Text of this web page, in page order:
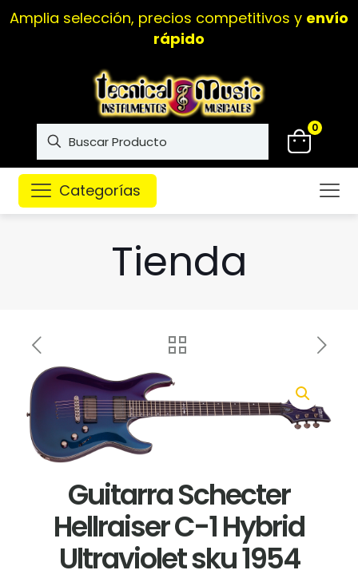
Amplia selección, precios competitivos y envío
rápido
0
Categorías
Tienda
Guitarra Schecter
Hellraiser C-1 Hybrid
Ultraviolet sku 1954